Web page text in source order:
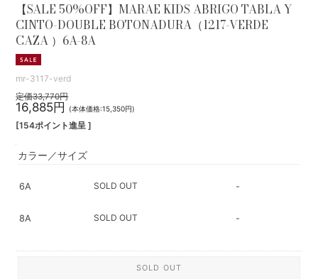
【SALE 50%OFF】MARAE KIDS ABRIGO TABLA Y
CINTO-DOUBLE BOTONADURA（1217-VERDE
CAZA ）6A-8A
mr-3117-verd
定価33,770円
16,885円 (本体価格:15,350円)
[154ポイント進呈 ]
カラー／サイズ
6A SOLD OUT -
8A SOLD OUT -
SOLD OUT